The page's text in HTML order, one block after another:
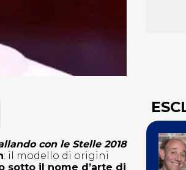
con le Stelle 2018
: il modello di origini
sotto il nome d’arte di